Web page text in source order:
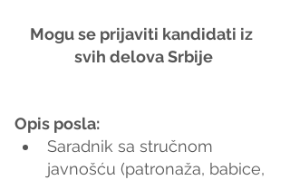
Mogu se prijaviti kandidati iz
svih delova Srbije
Opis posla:
Saradnik sa stručnom
javnošću (patronaža, babice,